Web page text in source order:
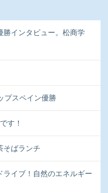
勝インタビュー。松商学
プスペイン優勝
す！
そばランチ
ライブ！自然のエネルギー